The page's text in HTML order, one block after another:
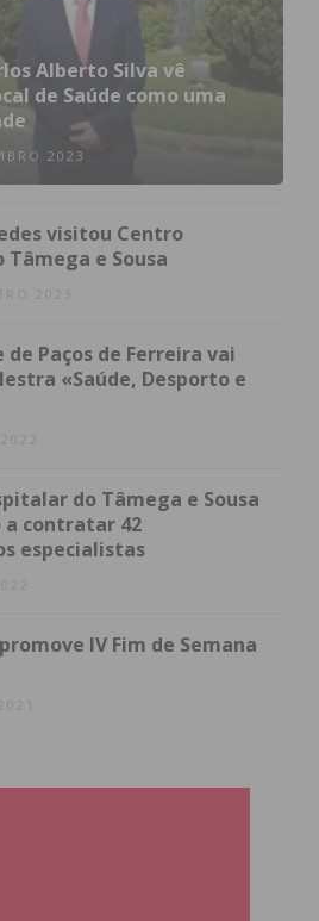
Alberto Silva vê
de Saúde como uma
2023
visitou Centro
Tâmega e Sousa
2023
de Paços de Ferreira vai
«Saúde, Desporto e
do Tâmega e Sousa
contratar 42
especialistas
promove IV Fim de Semana